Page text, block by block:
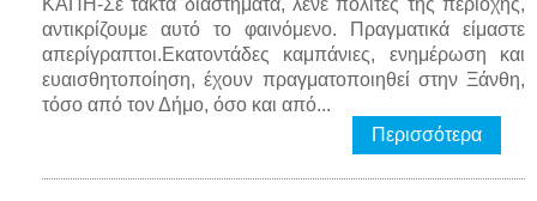
ΚΑΠΗ-Σε τακτά διαστήματα, λένε πολίτες της περιοχής,
αντικρίζουμε αυτό το φαινόμενο. Πραγματικά είμαστε
απερίγραπτοι.Εκατοντάδες καμπάνιες, ενημέρωση και
ευαισθητοποίηση, έχουν πραγματοποιηθεί στην Ξάνθη,
τόσο από τον Δήμο, όσο και από...
Περισσότερα